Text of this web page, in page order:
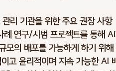
리 기관을 위한 주요 권장 사항
례 연구/시범 프로젝트를 통해
모의 배포를 가능하게 하기 위
고 윤리적이며 지속 가능한 AI